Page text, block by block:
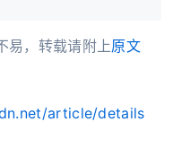
易，转载请附上原文
article/details